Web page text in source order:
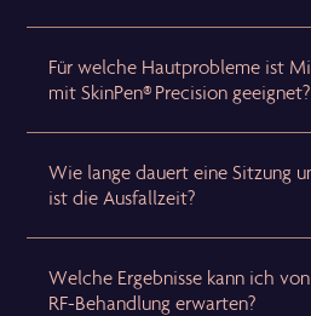
Für welche Hautprobleme ist
mit SkinPen® Precision geeignet?
Wie lange dauert eine Sitzung
ist die Ausfallzeit?
Welche Ergebnisse kann ich
RF-Behandlung erwarten?